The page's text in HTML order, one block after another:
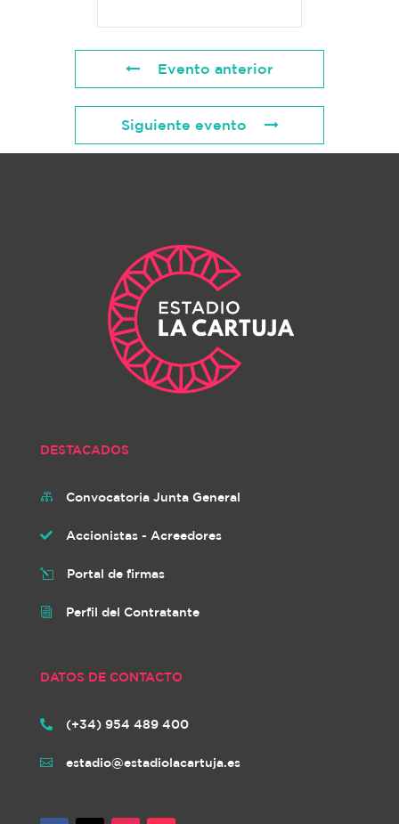
Evento anterior
Siguiente evento
DESTACADOS
 Convocatoria Junta General
 Accionistas - Acreedores
l Portal de firmas
i Perfil del Contratante
DATOS DE CONTACTO
 (+34) 954 489 400
 estadio@estadiolacartuja.es